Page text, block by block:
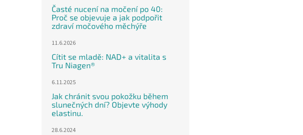
Časté nucení na močení po 40:
Proč se objevuje a jak podpořit
zdraví močového měchýře
11.6.2026
Cítit se mladě: NAD+ a vitalita s
Tru Niagen®
6.11.2025
Jak chránit svou pokožku během
slunečných dní? Objevte výhody
elastinu.
28.6.2024